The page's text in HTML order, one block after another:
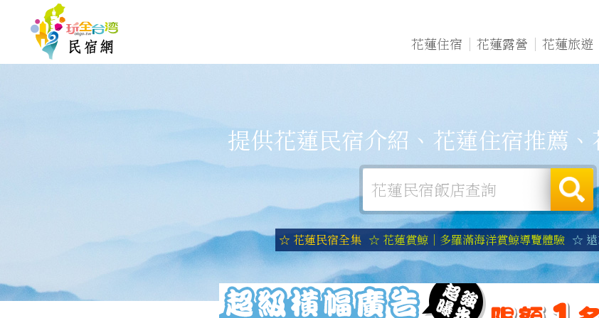
花蓮住宿 花蓮露營 花蓮旅遊
提供花蓮民宿介紹、花蓮住宿推薦
☆ 花蓮民宿全集 ☆ 花蓮賞鯨｜多羅滿海洋賞鯨導覽體驗 ☆ 遠